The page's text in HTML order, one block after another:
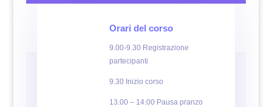
Orari del corso
9.00-9.30 Registrazione
partecipanti
9.30 Inizio corso
13.00 – 14.00 Pausa pranzo